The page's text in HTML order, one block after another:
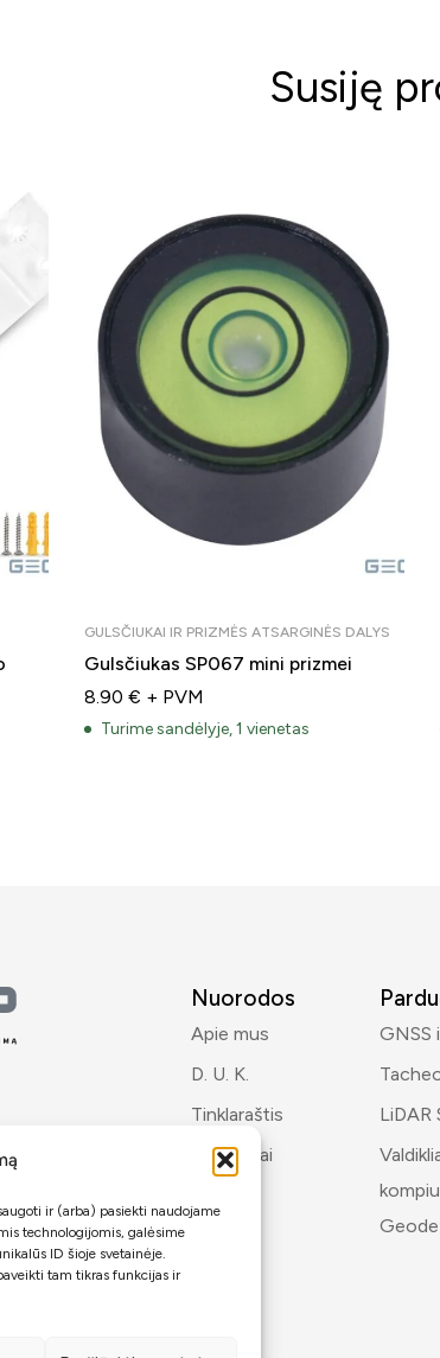
ir (arba) pasiekti naudojame
technologijomis, galėsime
ID šioje svetainėje.
tam tikras funkcijas ir
Susiję
GULSČIUKAI IR PRIZMĖS ATSARGINĖS DALYS
Gulsčiukas SP067 mini prizmei
8.90 € + PVM
Turime sandėlyje, 1 vienetas
Nuorodos
Apie mus
D. U. K.
Tinklaraštis
Kontaktai
GNSS
LiDAR